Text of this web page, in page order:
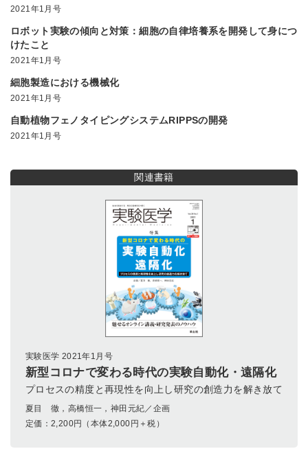
2021年1月号
ロボット実験の傾向と対策：細胞の自律培養系を開発して身につ
けたこと
2021年1月号
細胞製造における機械化
2021年1月号
自動植物フェノタイピングシステムRIPPSの開発
2021年1月号
関連書籍
実験医学 2021年1月号
新型コロナで変わる時代の実験自動化・遠隔化
プロセスの精度と再現性を向上し研究の創造力を解き放て
夏目 徹，高橋恒一，神田元紀／企画
定価： 2,200円（本体2,000円＋税）